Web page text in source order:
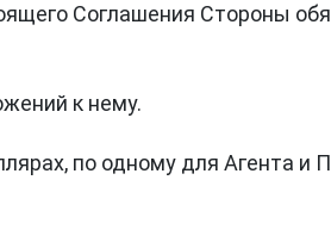
Соглашения Стороны
к нему.
по одному для Агента и